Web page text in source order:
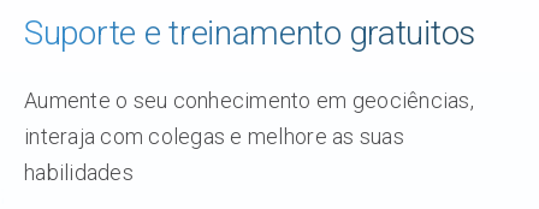
Suporte e treinamento gratuitos
Aumente o seu conhecimento em geociências,
interaja com colegas e melhore as suas
habilidades